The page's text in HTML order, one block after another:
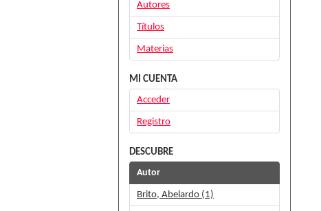
Autores
Títulos
Materias
MI CUENTA
Acceder
Registro
DESCUBRE
Autor
Brito, Abelardo (1)